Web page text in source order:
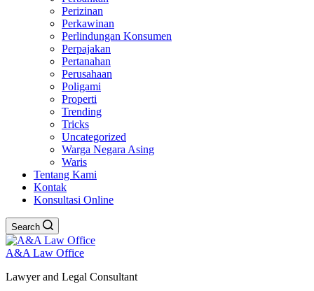
Perizinan
Perkawinan
Perlindungan Konsumen
Perpajakan
Pertanahan
Perusahaan
Poligami
Properti
Trending
Tricks
Uncategorized
Warga Negara Asing
Waris
Tentang Kami
Kontak
Konsultasi Online
Search
A&A Law Office
Lawyer and Legal Consultant